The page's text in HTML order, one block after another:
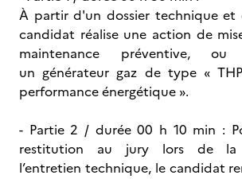
À partir d'un dossier technique et
candidat réalise une action de
maintenance préventive,
un générateur gaz de type «
performance énergétique ».
- Partie 2 / durée 00 h 10 min :
restitution au jury lors de
l’entretien technique, le candidat